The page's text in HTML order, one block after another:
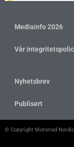
Mediainfo 2026
Vår
Nyhetsbrev
Publisert
© Copyright Motorrad